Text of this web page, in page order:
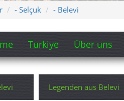
- Selçuk - Belevi
Turkiye Über uns
Legenden aus Belevi